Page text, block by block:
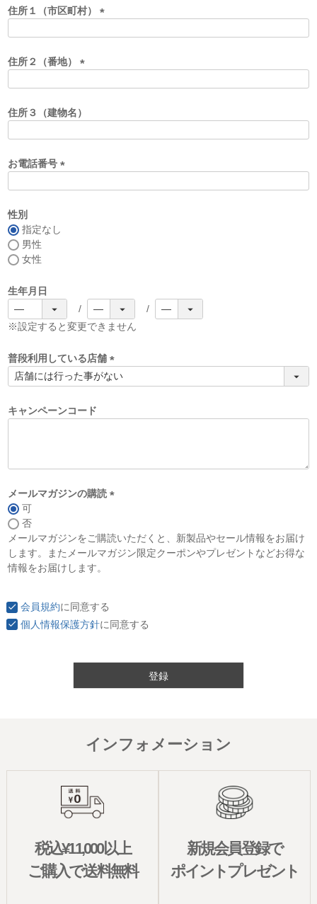
須
)
住所１（市区町村）
)
住所２（番地）
須
)
住所３（建物名）
お電話番号
性別
指定なし
男性
女性
生年月日
※設定すると変更できません
普段利用している店舗
(
)
キャンペーンコード
メールマガジンの購読
須
)
可
否
メールマガジンをご購読いただくと、新製品やセール情報をお届け
します。またメールマガジン限定クーポンやプレゼントなどお得な
情報をお届けします。
会員規約に同意する
個人情報保護方針に同意する
登録
インフォメーション
税込¥11,000以上
ご購入で送料無料
新規会員登録で
ポイントプレゼント